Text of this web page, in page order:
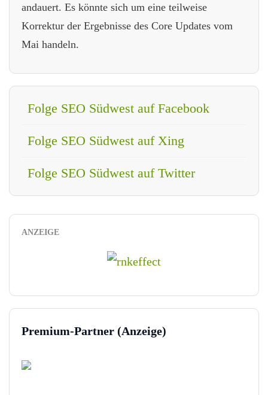
andauert. Es könnte sich um eine teilweise
Korrektur der Ergebnisse des Core Updates vom
Mai handeln.
Folge SEO Südwest auf Facebook
Folge SEO Südwest auf Xing
Folge SEO Südwest auf Twitter
ANZEIGE
Premium-Partner (Anzeige)